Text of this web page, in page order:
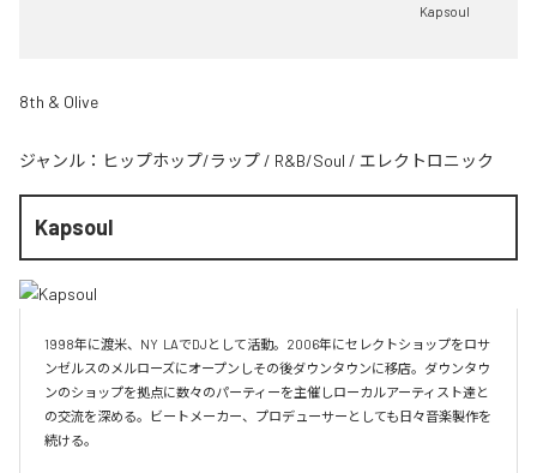
Kapsoul
8th & Olive
ジャンル： ヒップホップ/ラップ / R&B/Soul / エレクトロニック
Kapsoul
1998年に渡米、NY  LAでDJとして活動。2006年にセレクトショップをロサ
ンゼルスのメルローズにオープンしその後ダウンタウンに移店。ダウンタウ
ンのショップを拠点に数々のパーティーを主催しローカルアーティスト達と
の交流を深める。ビートメーカー、プロデューサーとしても日々音楽製作を
続ける。